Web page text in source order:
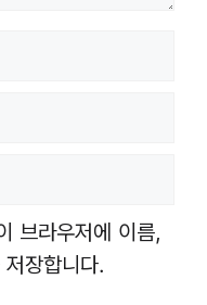
브라우저에 이름,
장합니다.